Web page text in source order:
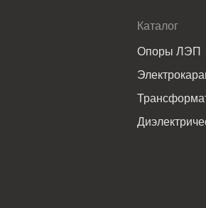
Каталог
Опоры ЛЭП